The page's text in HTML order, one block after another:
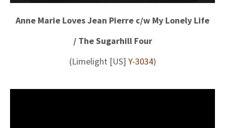
Anne Marie Loves Jean Pierre c/w My Lonely Life
/ The Sugarhill Four
(Limelight [US] Y-3034)